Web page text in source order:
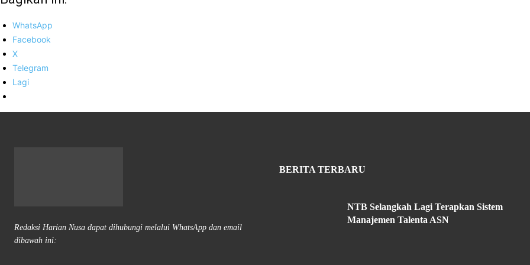
WhatsApp
Facebook
X
Telegram
Lagi
Redaksi Harian Nusa dapat dihubungi melalui WhatsApp dan email
dibawah ini:
BERITA TERBARU
NTB Selangkah Lagi Terapkan Sistem
Manajemen Talenta ASN